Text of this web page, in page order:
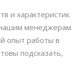
и характеристик
менеджерам.
опыт работы в
подсказать,